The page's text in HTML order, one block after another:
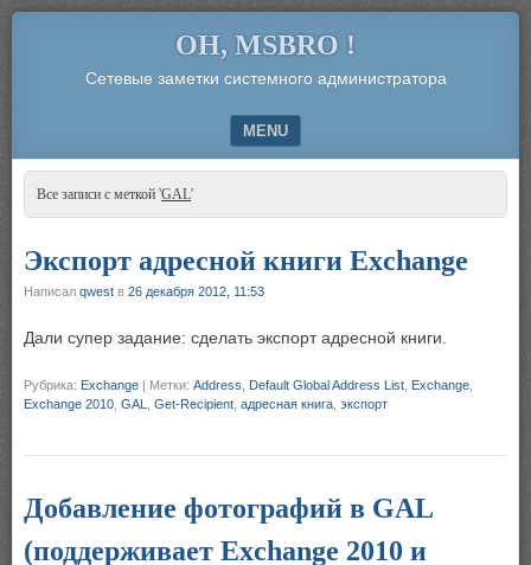
OH, MSBRO !
Сетевые заметки системного администратора
MENU
SKIP TO CONTENT
Все записи с меткой 'GAL'
Экспорт адресной книги Exchange
Написал qwest в 26 декабря 2012, 11:53
Дали супер задание: сделать экспорт адресной книги.
Рубрика: Exchange | Метки: Address Default Global Address List Exchange
Exchange 2010 GAL Get-Recipient адресная книга экспорт
Добавление фотографий в GAL
(поддерживает Exchange 2010 и